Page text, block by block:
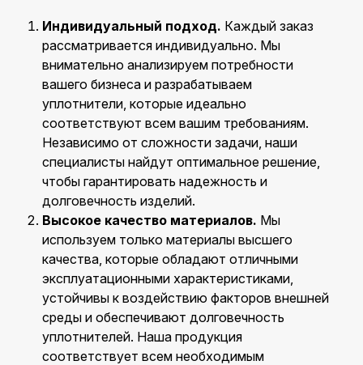
Индивидуальный подход. Каждый заказ
рассматривается индивидуально. Мы
внимательно анализируем потребности
вашего бизнеса и разрабатываем
уплотнители, которые идеально
соответствуют всем вашим требованиям.
Независимо от сложности задачи, наши
специалисты найдут оптимальное решение,
чтобы гарантировать надежность и
долговечность изделий.
Высокое качество материалов. Мы
используем только материалы высшего
качества, которые обладают отличными
эксплуатационными характеристиками,
устойчивы к воздействию факторов внешней
среды и обеспечивают долговечность
уплотнителей. Наша продукция
соответствует всем необходимым